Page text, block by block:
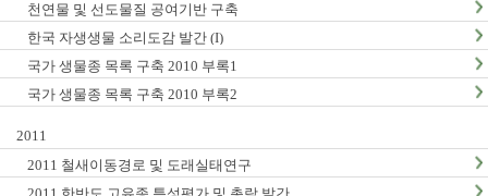
천연물 및 선도물질 공여기반 구축
한국 자생생물 소리도감 발간 (I)
국가 생물종 목록 구축 2010 부록1
국가 생물종 목록 구축 2010 부록2
2011
2011 철새이동경로 및 도래실태연구